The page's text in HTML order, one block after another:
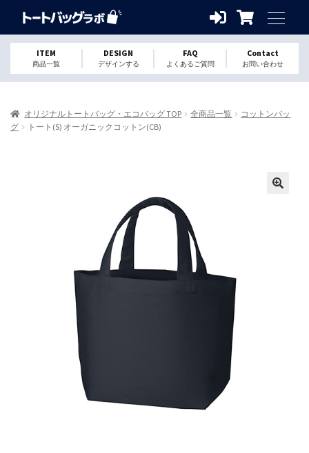
ITEM
商品一覧
DESIGN
デザインする
FAQ
よくあるご質問
Contact
お問い合わせ
オリジナルトートバッグ・エコバッグ TOP 全商品一覧
コットンバッ
グ
トート(S) オーガニックコットン(CB)